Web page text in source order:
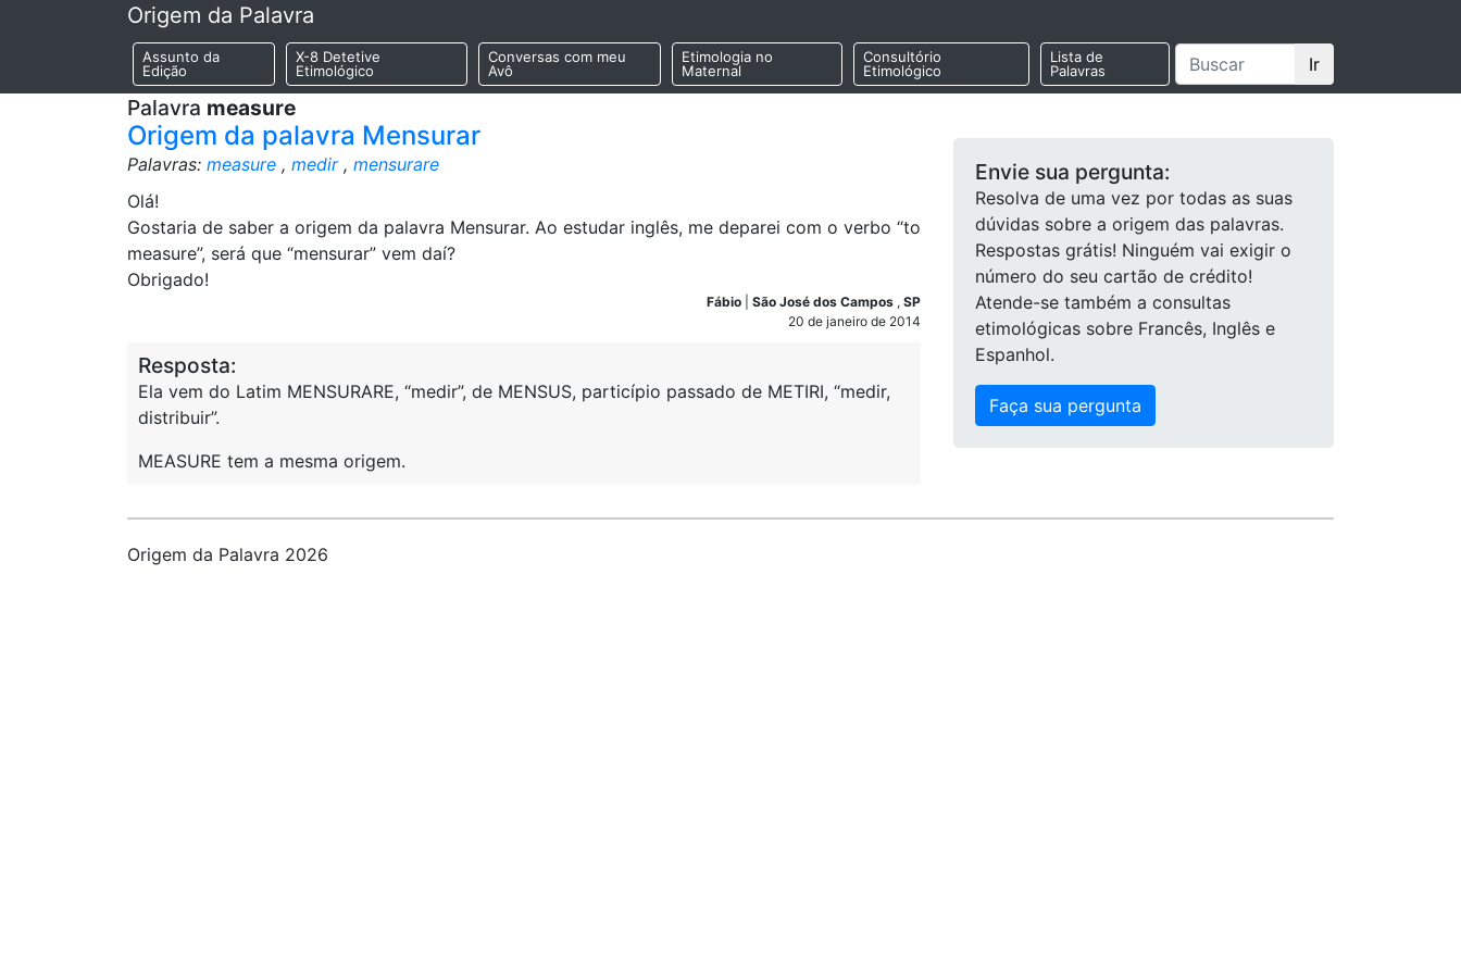
Origem da Palavra
Assunto da
Edição
X-8 Detetive
Etimológico
Conversas com meu
Avô
Etimologia no
Maternal
Consultório
Etimológico
Lista de
Palavras
Ir
Palavra measure
Origem da palavra Mensurar
Palavras: measure , medir, mensurare
Olá!
Gostaria de saber a origem da palavra Mensurar. Ao estudar inglês, me deparei com o verbo “to
measure”, será que “mensurar” vem daí?
Obrigado!
Fábio São José dos Campos , SP
20 de janeiro de 2014
Resposta:
Ela vem do Latim MENSURARE, “medir”, de MENSUS, particípio passado de METIRI, “medir,
distribuir”.
MEASURE tem a mesma origem.
Envie sua pergunta:
Resolva de uma vez por todas as suas
dúvidas sobre a origem das palavras.
Respostas grátis! Ninguém vai exigir o
número do seu cartão de crédito!
Atende-se também a consultas
etimológicas sobre Francês, Inglês e
Espanhol.
Faça sua pergunta
Origem da Palavra 2026